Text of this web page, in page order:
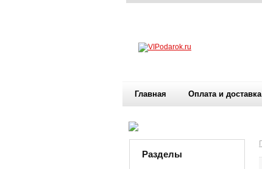
Главная Оплата и доставка
Разделы